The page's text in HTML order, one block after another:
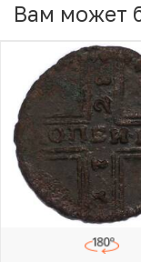
Вам может